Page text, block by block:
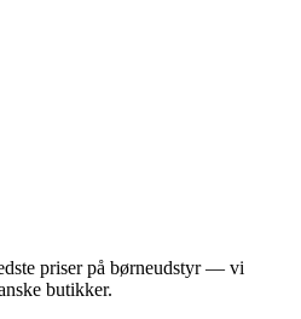
priser på børneudstyr — vi
butikker.